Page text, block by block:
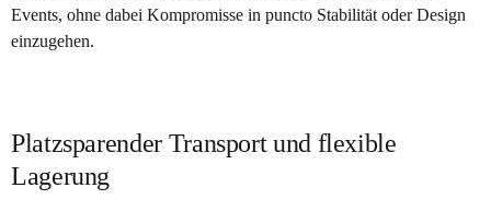
Events, ohne dabei Kompromisse in puncto Stabilität oder Design
einzugehen.
Platzsparender Transport und flexible
Lagerung